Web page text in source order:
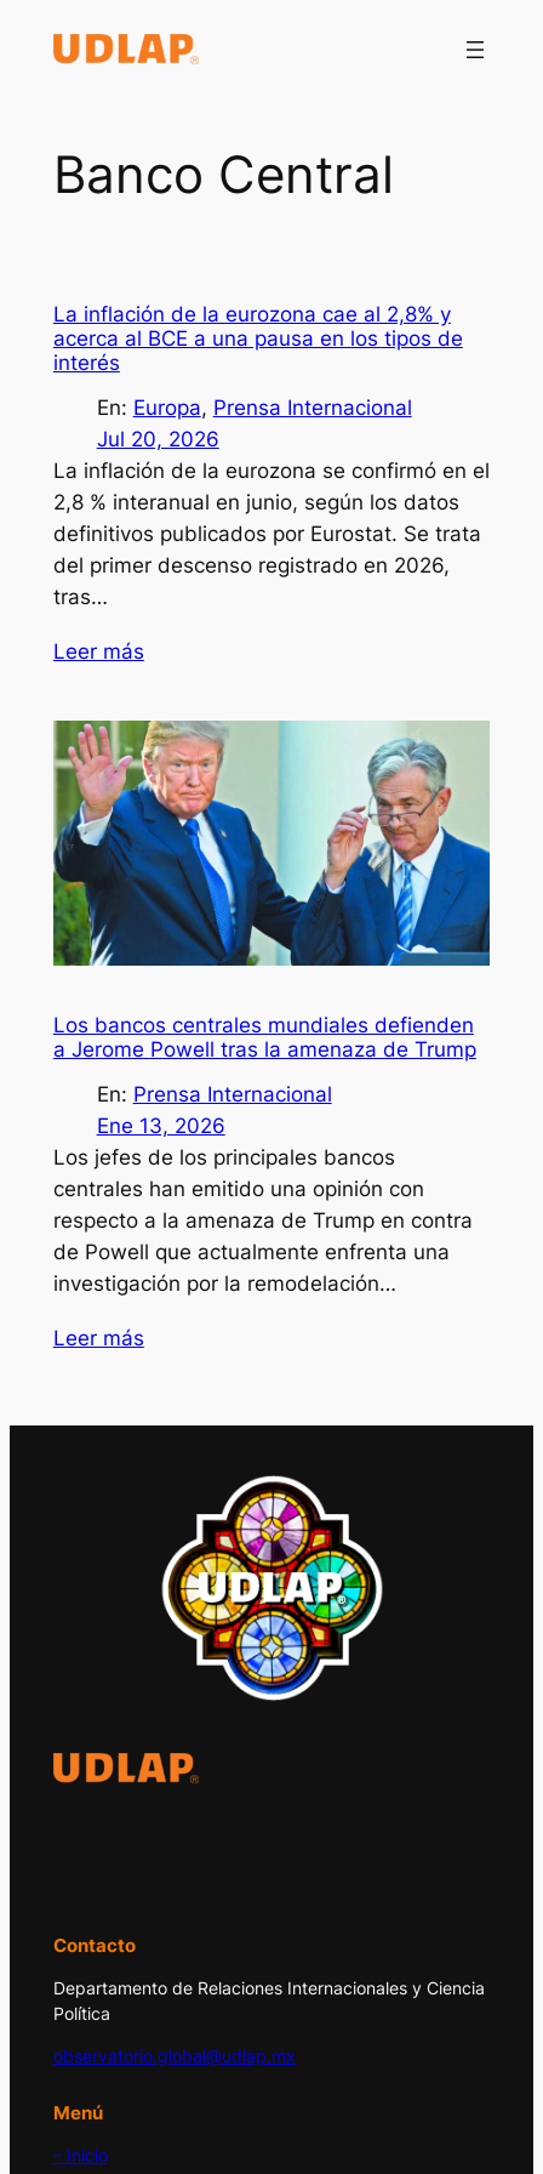
Banco Central
La inflación de la eurozona cae al 2,8% y
acerca al BCE a una pausa en los tipos de
interés
En: Europa, Prensa Internacional
Jul 20, 2026
La inflación de la eurozona se confirmó en el
2,8 % interanual en junio, según los datos
definitivos publicados por Eurostat. Se trata
del primer descenso registrado en 2026,
tras…
Leer más
Los bancos centrales mundiales defienden
a Jerome Powell tras la amenaza de Trump
En: Prensa Internacional
Ene 13, 2026
Los jefes de los principales bancos
centrales han emitido una opinión con
respecto a la amenaza de Trump en contra
de Powell que actualmente enfrenta una
investigación por la remodelación…
Leer más
Contacto
Departamento de Relaciones Internacionales y Ciencia
Política
observatorio.global@udlap.mx
Menú
– Inicio